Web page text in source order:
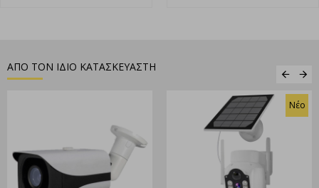
δίκτυο, χωρίς να απαιτείται απαραίτητα η χρήση ξεχωριστού
τροφοδοτικού. Με αυτό τον τρόπο διευκολύνει σημαντικά
Μπορείτε να ελέγξετε τις ρυθμίσεις της κάμερας
απομακρυσμένα, μέσα από το περιβάλλον της συμβατής
εφαρμογής στο smartphone σας. Έτσι με αυτόν τον τρόπο
ΑΠΟ ΤΟΝ ΙΔΙΟ ΚΑΤΑΣΚΕΥΑΣΤΗ
Νέο